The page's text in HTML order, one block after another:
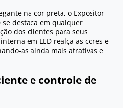
na cor preta, o Expositor
se destaca em qualquer
dos clientes para seus
em LED realça as cores e
as ainda mais atrativas e
e controle de